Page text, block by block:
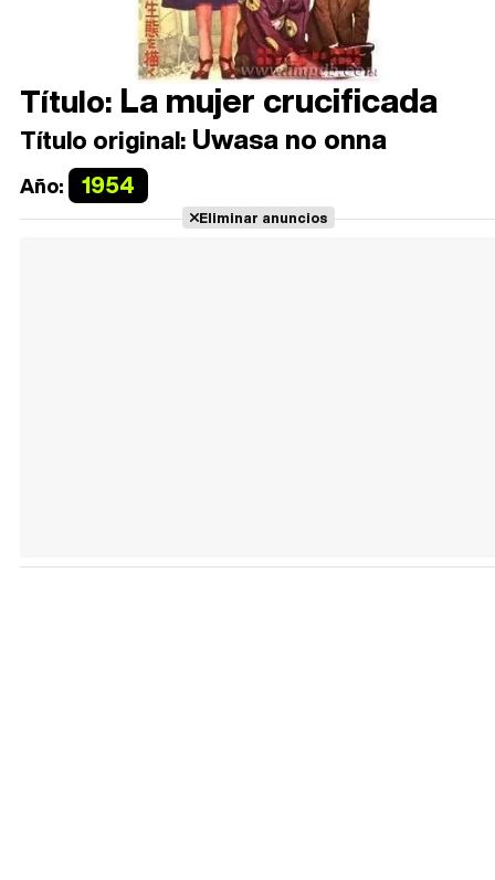
Título: La mujer crucificada
Título original: Uwasa no onna
Año: 1954
Eliminar anuncios